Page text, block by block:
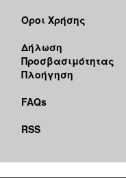
Όροι Χρήσης
Δήλωση
Προσβασιμότητας
Πλοήγηση
FAQs
RSS